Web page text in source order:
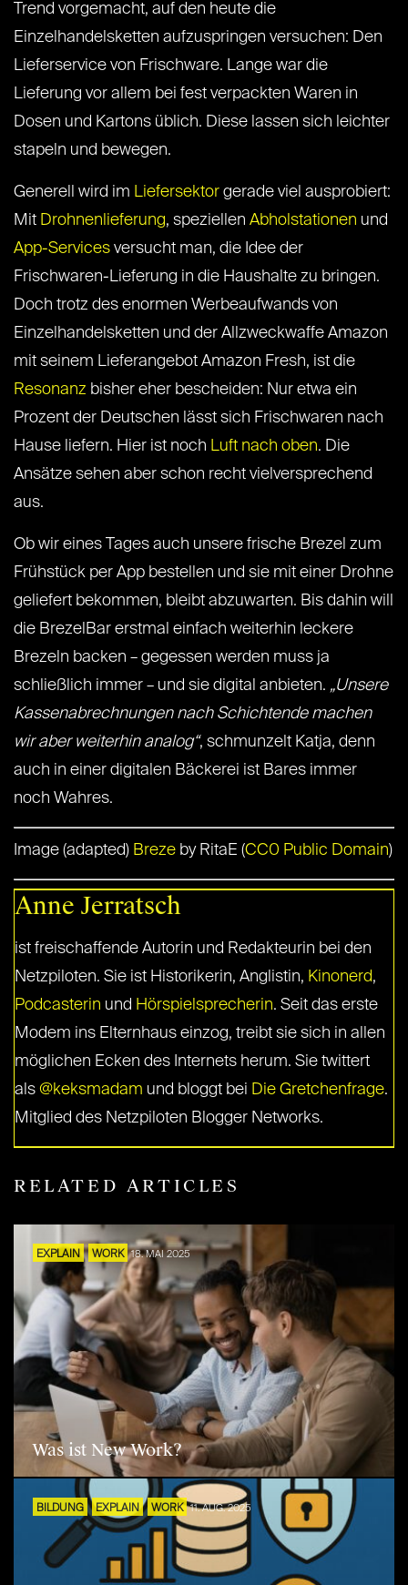
Trend vorgemacht, auf den heute die
Einzelhandelsketten aufzuspringen versuchen: Den
Lieferservice von Frischware. Lange war die
Lieferung vor allem bei fest verpackten Waren in
Dosen und Kartons üblich. Diese lassen sich leichter
stapeln und bewegen.
Generell wird im Liefersektor gerade viel ausprobiert:
Mit Drohnenlieferung, speziellen Abholstationen und
App-Services versucht man, die Idee der
Frischwaren-Lieferung in die Haushalte zu bringen.
Doch trotz des enormen Werbeaufwands von
Einzelhandelsketten und der Allzweckwaffe Amazon
mit seinem Lieferangebot Amazon Fresh, ist die
Resonanz bisher eher bescheiden: Nur etwa ein
Prozent der Deutschen lässt sich Frischwaren nach
Hause liefern. Hier ist noch Luft nach oben. Die
Ansätze sehen aber schon recht vielversprechend
aus.
Ob wir eines Tages auch unsere frische Brezel zum
Frühstück per App bestellen und sie mit einer Drohne
geliefert bekommen, bleibt abzuwarten. Bis dahin will
die BrezelBar erstmal einfach weiterhin leckere
Brezeln backen – gegessen werden muss ja
schließlich immer – und sie digital anbieten. „Unsere
Kassenabrechnungen nach Schichtende machen
wir aber weiterhin analog“, schmunzelt Katja, denn
auch in einer digitalen Bäckerei ist Bares immer
noch Wahres.
Image (adapted) Breze by RitaE (CC0 Public Domain)
Anne Jerratsch
ist freischaffende Autorin und Redakteurin bei den
Netzpiloten. Sie ist Historikerin, Anglistin, Kinonerd,
Podcasterin und Hörspielsprecherin. Seit das erste
Modem ins Elternhaus einzog, treibt sie sich in allen
möglichen Ecken des Internets herum. Sie twittert
als @keksmadam und bloggt bei Die Gretchenfrage.
Mitglied des Netzpiloten Blogger Networks.
RELATED ARTICLES
EXPLAIN WORK 18. MAI 2025
Was ist New Work?
BILDUNG EXPLAIN WORK 11. AUG. 2025